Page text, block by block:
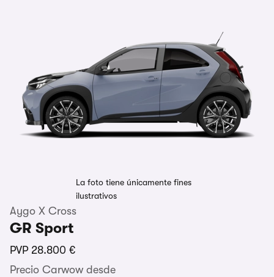
La foto tiene únicamente fines
ilustrativos
Aygo X Cross
GR Sport
PVP 28.800 €
Precio Carwow desde